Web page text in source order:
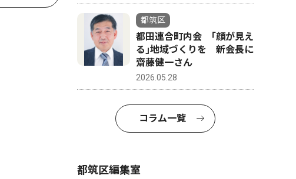
都筑区
都田連合町内会 ｢顔が見え
る｣地域づくりを 新会長に
齋藤健一さん
2026.05.28
コラム一覧
都筑区編集室